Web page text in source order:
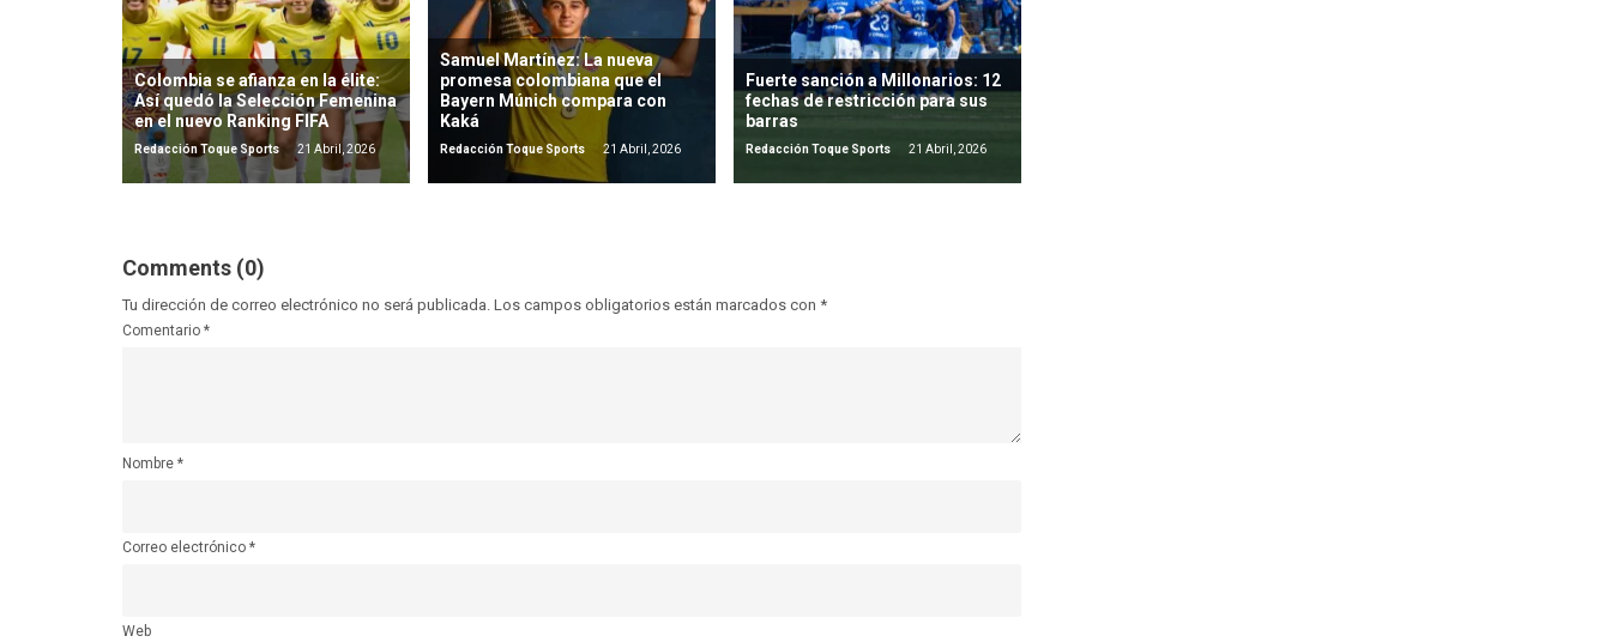
Colombia se afianza en la élite:
Así quedó la Selección Femenina
en el nuevo Ranking FIFA
Redacción Toque Sports 21 Abril, 2026
Samuel Martínez: La nueva
promesa colombiana que el
Bayern Múnich compara con
Kaká
Redacción Toque Sports 21 Abril, 2026
Fuerte sanción a Millonarios: 12
fechas de restricción para sus
barras
Redacción Toque Sports 21 Abril, 2026
Comments (0)
Tu dirección de correo electrónico no será publicada. Los campos obligatorios están marcados con *
Comentario *
Nombre *
Correo electrónico *
Web